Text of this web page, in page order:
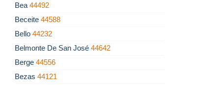
Bea 44492
Beceite 44588
Bello 44232
Belmonte De San José 44642
Berge 44556
Bezas 44121